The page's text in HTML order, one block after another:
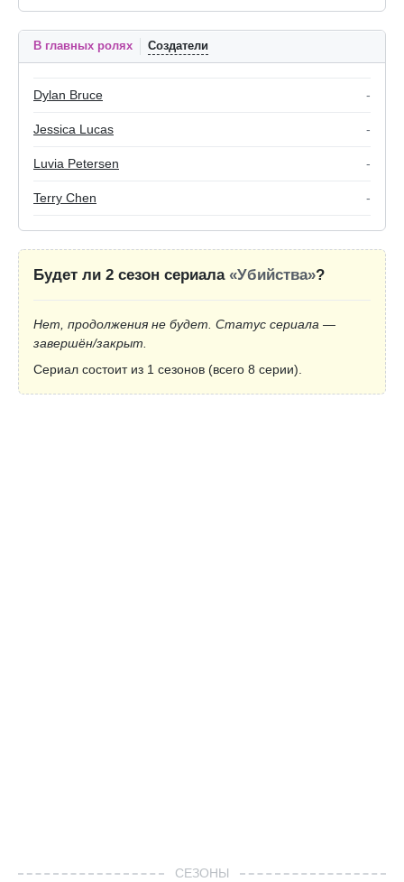
В главных ролях Создатели
Dylan Bruce -
Jessica Lucas -
Luvia Petersen -
Terry Chen -
Будет ли 2 сезон сериала «Убийства»?
Нет, продолжения не будет. Статус сериала —
завершён/закрыт.
Сериал состоит из 1 сезонов (всего 8 серии).
СЕЗОНЫ